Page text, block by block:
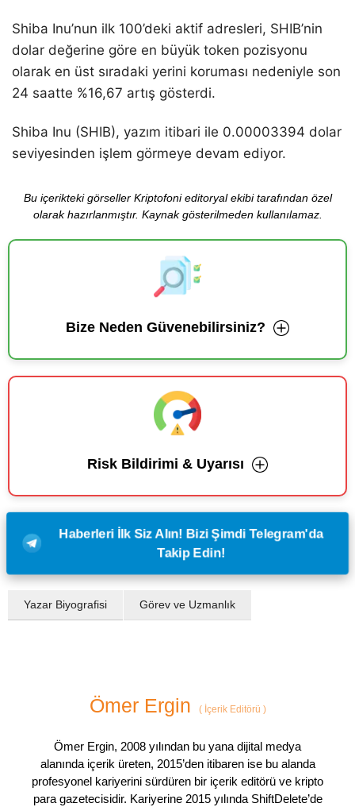
Shiba Inu’nun ilk 100’deki aktif adresleri, SHIB’nin
dolar değerine göre en büyük token pozisyonu
olarak en üst sıradaki yerini koruması nedeniyle son
24 saatte %16,67 artış gösterdi.
Shiba Inu (SHIB), yazım itibari ile 0.00003394 dolar
seviyesinden işlem görmeye devam ediyor.
Bu içerikteki görseller Kriptofoni editoryal ekibi tarafından özel
olarak hazırlanmıştır. Kaynak gösterilmeden kullanılamaz.
Bize Neden Güvenebilirsiniz?
Risk Bildirimi & Uyarısı
Haberleri İlk Siz Alın! Bizi Şimdi Telegram'da
Takip Edin!
Yazar Biyografisi Görev ve Uzmanlık
Ömer Ergin (İçerik Editörü )
Ömer Ergin, 2008 yılından bu yana dijital medya
alanında içerik üreten, 2015’den itibaren ise bu alanda
profesyonel kariyerini sürdüren bir içerik editörü ve kripto
para gazetecisidir. Kariyerine 2015 yılında ShiftDelete’de